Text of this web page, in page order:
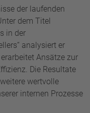
der laufenden
dem Titel
in der
analysiert er
Ansätze zur
Die Resultate
wertvolle
internen Prozesse